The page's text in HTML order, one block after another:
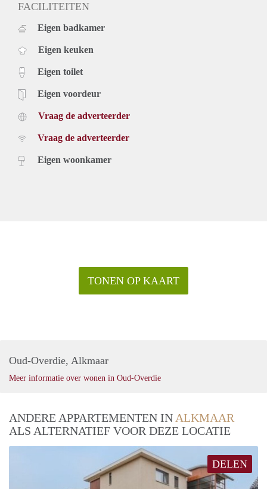
FACILITEITEN
Eigen badkamer
Eigen keuken
Eigen toilet
Eigen voordeur
Vraag de adverteerder
Vraag de adverteerder
Eigen woonkamer
TONEN OP KAART
Oud-Overdie, Alkmaar
Meer informatie over wonen in Oud-Overdie
ANDERE APPARTEMENTEN IN ALKMAAR
ALS ALTERNATIEF VOOR DEZE LOCATIE
DELEN